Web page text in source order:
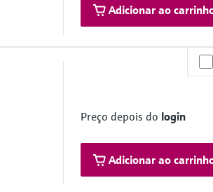
Adicionar ao
a signal current in nAPreço depois do login
Adicionar ao